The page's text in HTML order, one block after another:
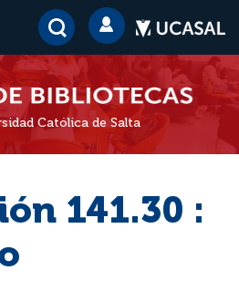
Católica de Salta
141.30 :